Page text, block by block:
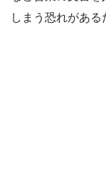
しまう恐れがある